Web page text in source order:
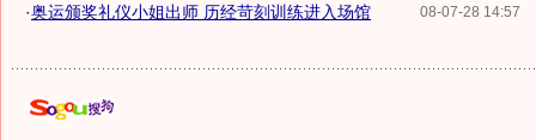
08-07-28 14:57
·奥运颁奖礼仪小姐出师 历经苛刻训练进入场馆